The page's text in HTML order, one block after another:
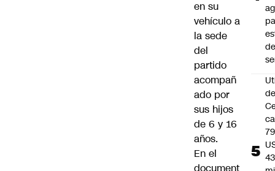
en su
vehículo a
la sede
del
partido
acompañ
ado por
sus hijos
de 6 y 16
años.
En el
document
de
de